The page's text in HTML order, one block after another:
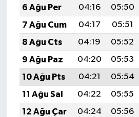
6 Ağu Per
04:16 05:50
7 Ağu Cum
04:17 05:51
8 Ağu Cts
04:19 05:52
9 Ağu Paz
04:20 05:53
10 Ağu Pts
04:21 05:54
11 Ağu Sal
04:22 05:55
12 Ağu Çar
04:24 05:56